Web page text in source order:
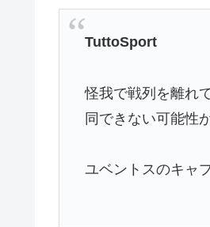
TuttoSport
怪我で戦列を離れ
同できない可能性
ユベントスのキャ